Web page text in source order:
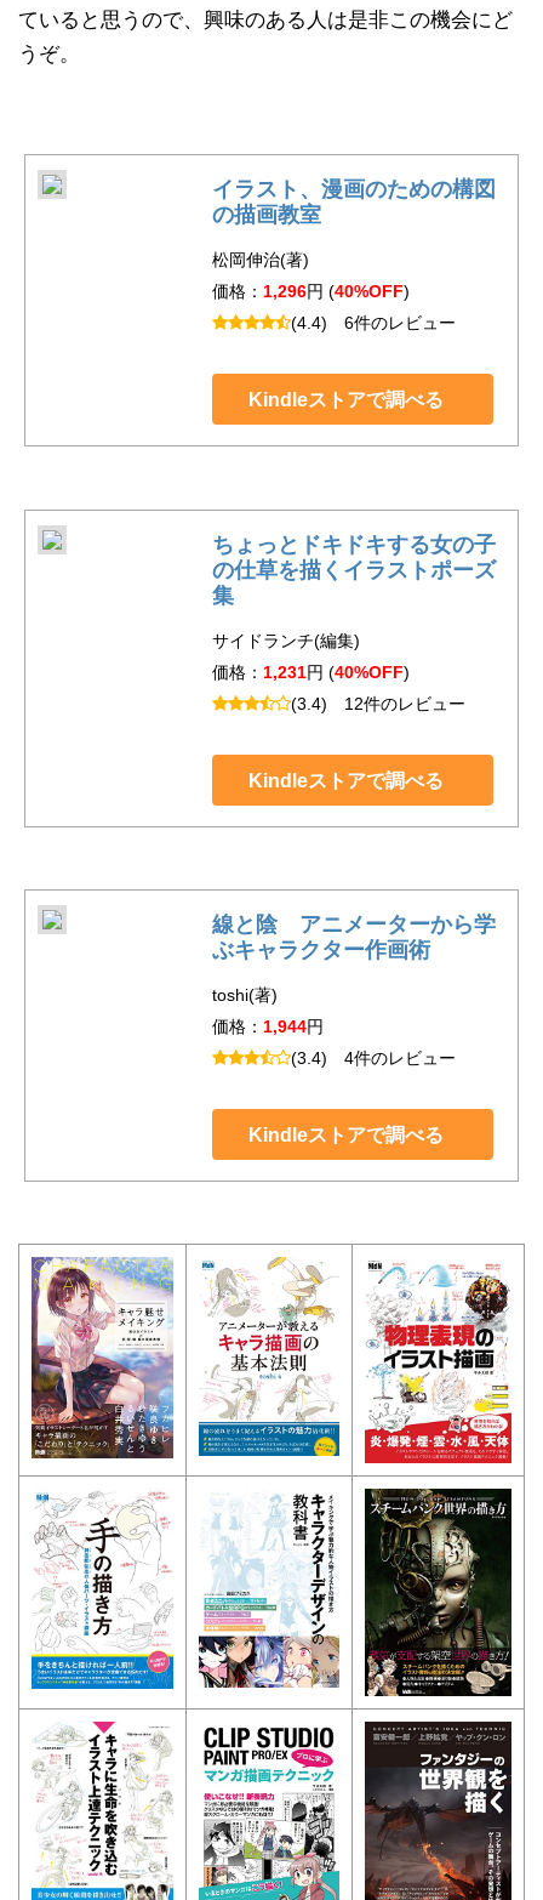
ていると思うので、興味のある人は是非この機会にど
うぞ。
イラスト、漫画のための構図
の描画教室
松岡伸治(著)
価格： 1,296円 (40%OFF)
(4.4) 6件のレビュー
Kindleストアで調べる
ちょっとドキドキする女の子
の仕草を描くイラストポーズ
集
サイドランチ(編集)
価格： 1,231円 (40%OFF)
(3.4) 12件のレビュー
Kindleストアで調べる
線と陰 アニメーターから学
ぶキャラクター作画術
toshi(著)
価格： 1,944円
(3.4) 4件のレビュー
Kindleストアで調べる